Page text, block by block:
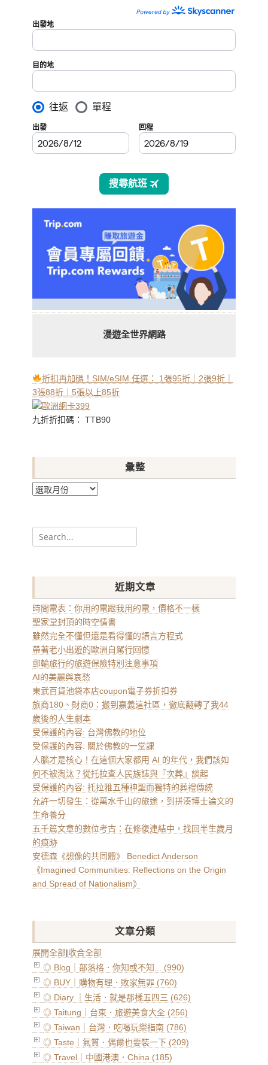
漫遊全世界網路
折扣再加碼！SIM/eSIM 任選： 1張95折｜2張9折｜
3張88折｜5張以上85折
九折折扣碼： TTB90
彙整
彙
Search
for:
近期文章
時間電表：你用的電跟我用的電，價格不一樣
聖家堂封頂的時空情書
雖然完全不懂但還是看得懂的語言方程式
帶著老小出遊的歐洲自駕行回憶
郵輪旅行的旅遊保險特別注意事項
AI的美麗與哀愁
東武百貨池袋本店coupon電子券折扣券
旅商180、財商0：搬到嘉義這社區，徹底翻轉了我44
歲後的人生劇本
受保護的內容: 台灣佛教的地位
受保護的內容: 關於佛教的一堂課
人腦才是核心！在這個大家都用 AI 的年代，我們該如
何不被淘汰？從托拉查人民族誌與『次葬』談起
受保護的內容: 托拉雅五種神聖而獨特的葬禮傳統
允許一切發生：從萬水千山的旅途，到拼湊博士論文的
生命養分
五千篇文章的數位考古：在修復連結中，找回半生歲月
的痕跡
安德森《想像的共同體》 Benedict Anderson
《Imagined Communities: Reflections on the Origin
and Spread of Nationalism》
文章分類
展開全部|收合全部
◎ Blog｜部落格．你知或不知... (990)
◎ BUY｜購物有理．敗家無罪 (760)
◎ Diary ｜生活．就是那樣五四三 (626)
◎ Taitung｜台東．旅遊美食大全 (256)
◎ Taiwan｜台灣．吃喝玩樂指南 (786)
◎ Taste｜氣質．偶爾也要裝一下 (209)
◎ Travel｜中國港澳．China (185)